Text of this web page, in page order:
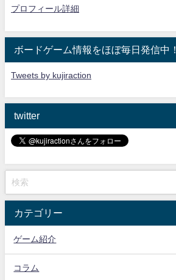
プロフィール詳細
ボードゲーム情報をほぼ毎日発信中！
Tweets by kujiraction
twitter
カテゴリー
ゲーム紹介
コラム